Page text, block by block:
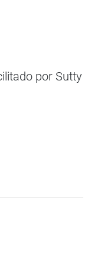
por Sutty